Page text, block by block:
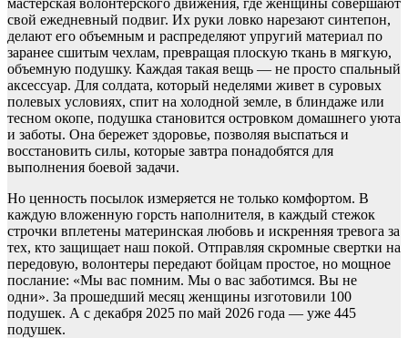
свой ежедневный подвиг. Их руки ловко нарезают синтепон,
делают его объемным и распределяют упругий материал по
заранее сшитым чехлам, превращая плоскую ткань в мягкую,
объемную подушку. Каждая такая вещь — не просто спальный
аксессуар. Для солдата, который неделями живет в суровых
полевых условиях, спит на холодной земле, в блиндаже или
тесном окопе, подушка становится островком домашнего уюта
и заботы. Она бережет здоровье, позволяя выспаться и
восстановить силы, которые завтра понадобятся для
выполнения боевой задачи.
Но ценность посылок измеряется не только комфортом. В
каждую вложенную горсть наполнителя, в каждый стежок
строчки вплетены материнская любовь и искренняя тревога за
тех, кто защищает наш покой. Отправляя скромные свертки на
передовую, волонтеры передают бойцам простое, но мощное
послание: «Мы вас помним. Мы о вас заботимся. Вы не
одни». За прошедший месяц женщины изготовили 100
подушек. А с декабря 2025 по май 2026 года — уже 445
подушек.